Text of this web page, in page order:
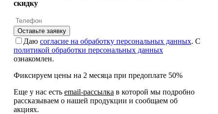
скидку
Оставьте заявку
Даю согласие на обработку персональных данных. С
политикой обработки персональных данных
ознакомлен.
Фиксируем цены на 2 месяца при предоплате 50%
Еще у нас есть email-рассылка в которой мы подробно
рассказываем о нашей продукции и сообщаем об
акциях.